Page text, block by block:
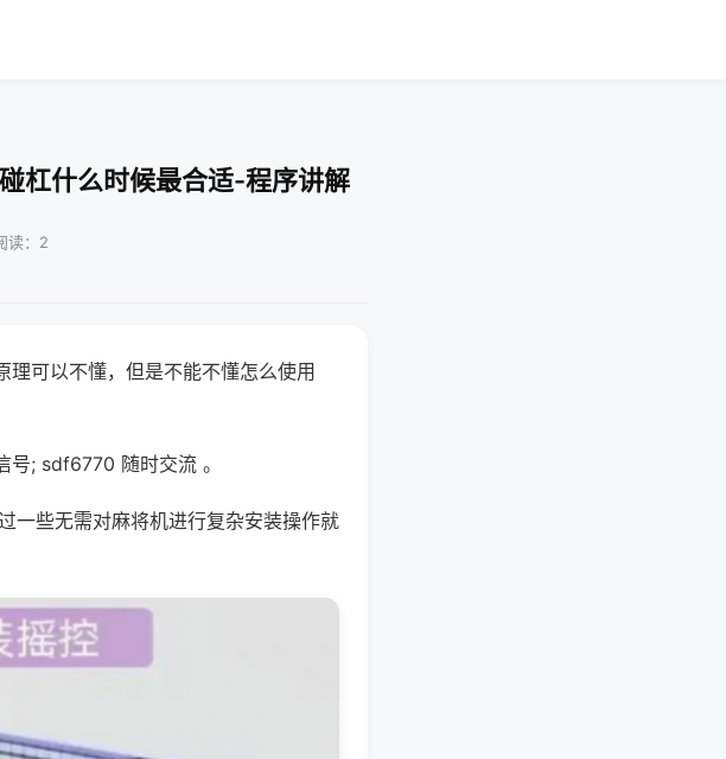
杠什么时候最合适-程序讲解
读：2
可以不懂，但是不能不懂怎么使用
号; sdf6770 随时交流 。
一些无需对麻将机进行复杂安装操作就